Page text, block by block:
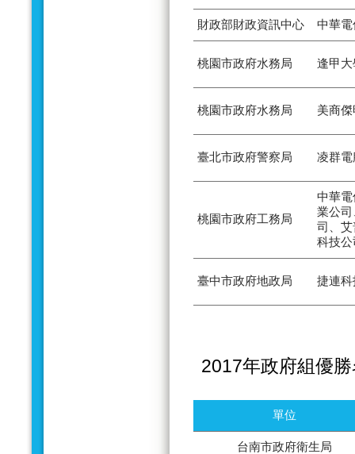
財政部財政資訊中心 中華
桃園市政府水務局 逢甲大
桃園市政府水務局 美商
臺北市政府警察局 凌群
桃園市政府工務局
中華
業公
司、艾
科技
臺中市政府地政局 捷連
2017年政府組優
單位
台南市政府衛生局